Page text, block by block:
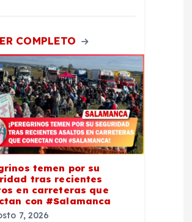
COMPLETO
temen por su
tras recientes
en carreteras que
con #Salamanca
7, 2026